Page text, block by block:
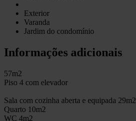
Exterior
Varanda
Jardim do condomínio
Informações adicionais
57m2
Piso 4 com elevador
Sala com cozinha aberta e equipada 29m2
Quarto 10m2
WC 4m2